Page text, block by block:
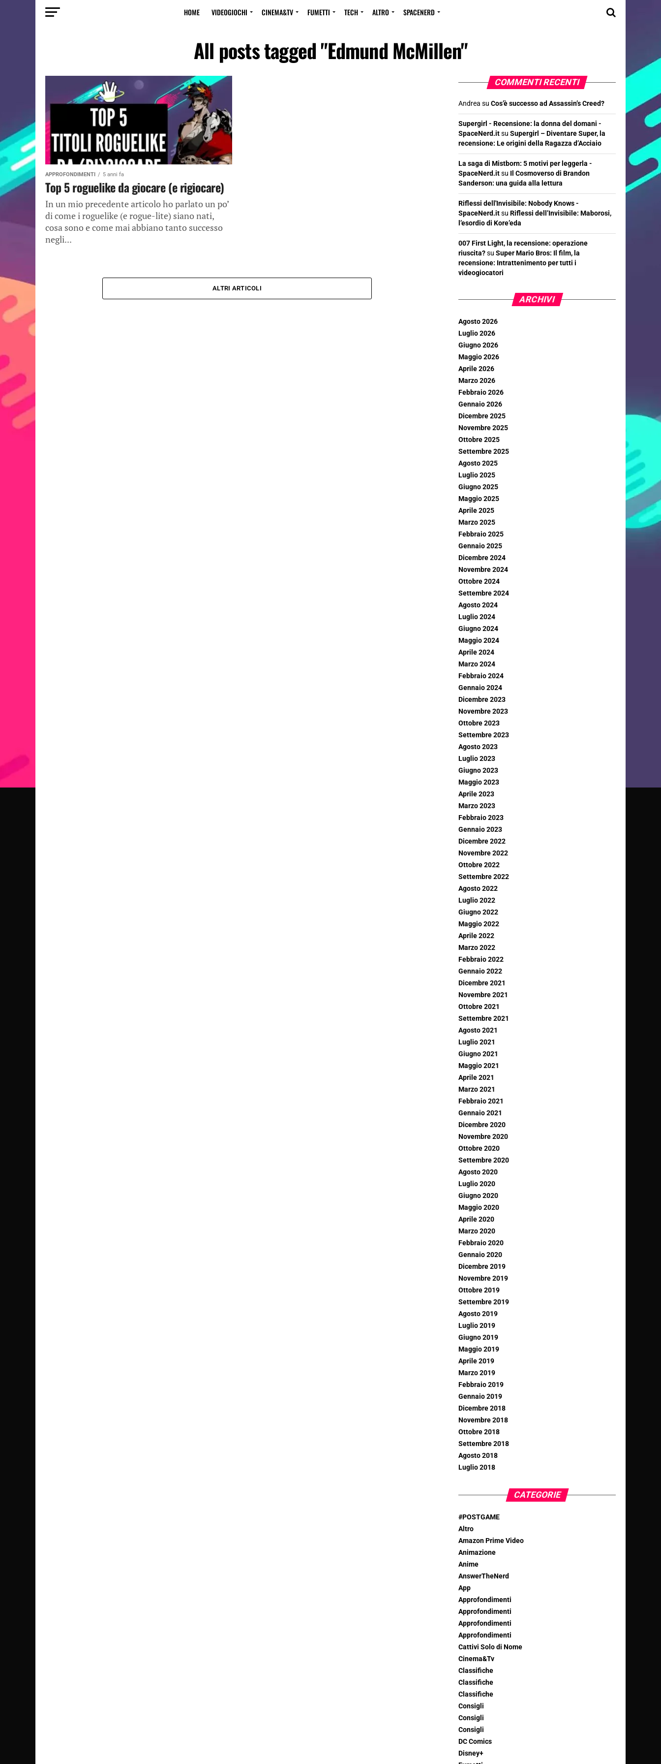
HOME VIDEOGIOCHI CINEMA&TV FUMETTI TECH ALTRO SPACENERD
All posts tagged "Edmund McMillen"
APPROFONDIMENTI 5 anni fa
Top 5 roguelike da giocare (e rigiocare)
In un mio precedente articolo ho parlato un po’
di come i roguelike (e rogue-lite) siano nati,
cosa sono e come mai abbiano tanto successo
negli...
ALTRI ARTICOLI
COMMENTI RECENTI
Andrea su Cos’è successo ad Assassin’s Creed?
Supergirl - Recensione: la donna del domani -
SpaceNerd.itsu Supergirl – Diventare Super, la
recensione: Le origini della Ragazza d’Acciaio
La saga di Mistborn: 5 motivi per leggerla -
SpaceNerd.itsu Il Cosmoverso di Brandon
Sanderson: una guida alla lettura
Riflessi dell'Invisibile: Nobody Knows -
SpaceNerd.itsu Riflessi dell’Invisibile: Maborosi,
l’esordio di Kore’eda
007 First Light, la recensione: operazione
riuscita?su Super Mario Bros: Il film, la
recensione: Intrattenimento per tutti i
videogiocatori
ARCHIVI
Agosto 2026
Luglio 2026
Giugno 2026
Maggio 2026
Aprile 2026
Marzo 2026
Febbraio 2026
Gennaio 2026
Dicembre 2025
Novembre 2025
Ottobre 2025
Settembre 2025
Agosto 2025
Luglio 2025
Giugno 2025
Maggio 2025
Aprile 2025
Marzo 2025
Febbraio 2025
Gennaio 2025
Dicembre 2024
Novembre 2024
Ottobre 2024
Settembre 2024
Agosto 2024
Luglio 2024
Giugno 2024
Maggio 2024
Aprile 2024
Marzo 2024
Febbraio 2024
Gennaio 2024
Dicembre 2023
Novembre 2023
Ottobre 2023
Settembre 2023
Agosto 2023
Luglio 2023
Giugno 2023
Maggio 2023
Aprile 2023
Marzo 2023
Febbraio 2023
Gennaio 2023
Dicembre 2022
Novembre 2022
Ottobre 2022
Settembre 2022
Agosto 2022
Luglio 2022
Giugno 2022
Maggio 2022
Aprile 2022
Marzo 2022
Febbraio 2022
Gennaio 2022
Dicembre 2021
Novembre 2021
Ottobre 2021
Settembre 2021
Agosto 2021
Luglio 2021
Giugno 2021
Maggio 2021
Aprile 2021
Marzo 2021
Febbraio 2021
Gennaio 2021
Dicembre 2020
Novembre 2020
Ottobre 2020
Settembre 2020
Agosto 2020
Luglio 2020
Giugno 2020
Maggio 2020
Aprile 2020
Marzo 2020
Febbraio 2020
Gennaio 2020
Dicembre 2019
Novembre 2019
Ottobre 2019
Settembre 2019
Agosto 2019
Luglio 2019
Giugno 2019
Maggio 2019
Aprile 2019
Marzo 2019
Febbraio 2019
Gennaio 2019
Dicembre 2018
Novembre 2018
Ottobre 2018
Settembre 2018
Agosto 2018
Luglio 2018
CATEGORIE
#POSTGAME
Altro
Amazon Prime Video
Animazione
Anime
AnswerTheNerd
App
Approfondimenti
Approfondimenti
Approfondimenti
Approfondimenti
Cattivi Solo di Nome
Cinema&Tv
Classifiche
Classifiche
Classifiche
Consigli
Consigli
Consigli
DC Comics
Disney+